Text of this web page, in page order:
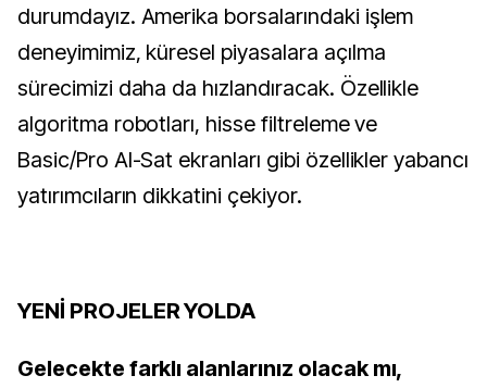
durumdayız. Amerika borsalarındaki işlem
deneyimimiz, küresel piyasalara açılma
sürecimizi daha da hızlandıracak. Özellikle
algoritma robotları, hisse filtreleme ve
Basic/Pro Al-Sat ekranları gibi özellikler yabancı
yatırımcıların dikkatini çekiyor.
YENİ PROJELER YOLDA
Gelecekte farklı alanlarınız olacak mı,